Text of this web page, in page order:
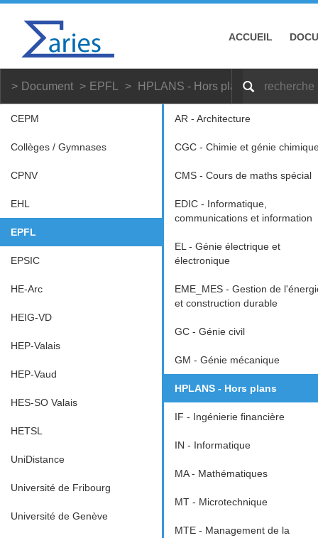
ACCUEIL
Document EPFL HPLANS - Hors plans
CEPM
Collèges / Gymnases
CPNV
EHL
EPFL
EPSIC
HE-Arc
HEIG-VD
HEP-Valais
HEP-Vaud
HES-SO Valais
HETSL
UniDistance
Université de Fribourg
Université de Genève
AR - Architecture
CGC - Chimie et génie
CMS - Cours de maths spécial
EDIC - Informatique,
communications et information
EL - Génie électrique et
électronique
EME_MES - Gestion de
et construction durable
GC - Génie civil
GM - Génie mécanique
HPLANS - Hors plans
IF - Ingénierie financière
IN - Informatique
MA - Mathématiques
MT - Microtechnique
MTE - Management de la